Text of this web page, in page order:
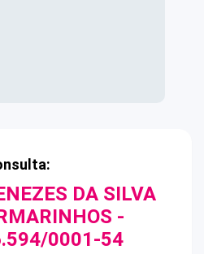
DA SILVA
-
0001-54